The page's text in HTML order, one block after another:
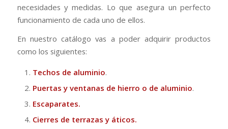
necesidades y medidas. Lo que asegura un perfecto
funcionamiento de cada uno de ellos.
En nuestro catálogo vas a poder adquirir productos
como los siguientes:
Techos de aluminio.
Puertas y ventanas de hierro o de aluminio.
Escaparates.
Cierres de terrazas y áticos.